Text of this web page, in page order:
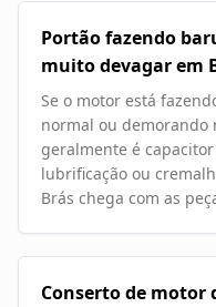
Portão fazendo
muito devagar em
Se o motor está
normal ou demorando
geralmente é
lubrificação ou
Brás chega com as
Conserto de motor